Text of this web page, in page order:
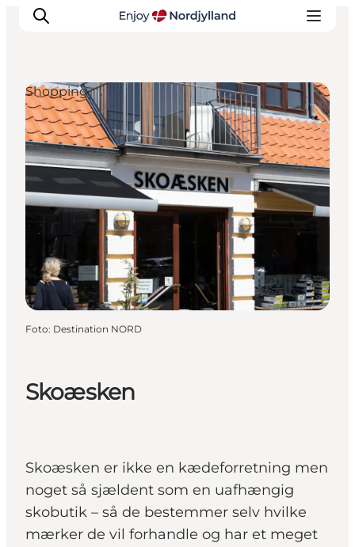
Oplevelser og aktiviteter
Planlæg din tur
Byer og steder
Guides
Det sker
For børn
Skoæsken
Skoæsken er ikke en kædeforretning men
noget så sjældent som en uafhængig
skobutik – så de bestemmer selv hvilke
mærker de vil forhandle og har et meget
Shopping
Foto: Destination NORD